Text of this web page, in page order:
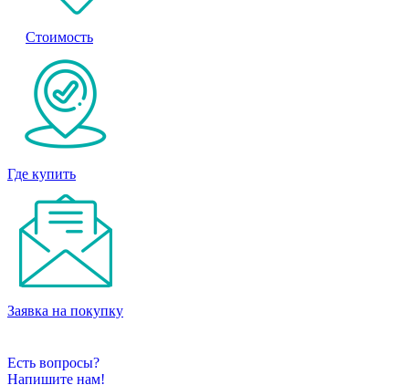
Стоимость
Где купить
Заявка на покупку
Есть вопросы?
Напишите нам!